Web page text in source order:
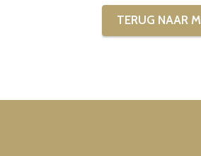
TERUG NAAR M